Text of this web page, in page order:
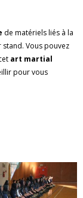
de matériels liés à la
Vous pouvez
art martial
pour vous